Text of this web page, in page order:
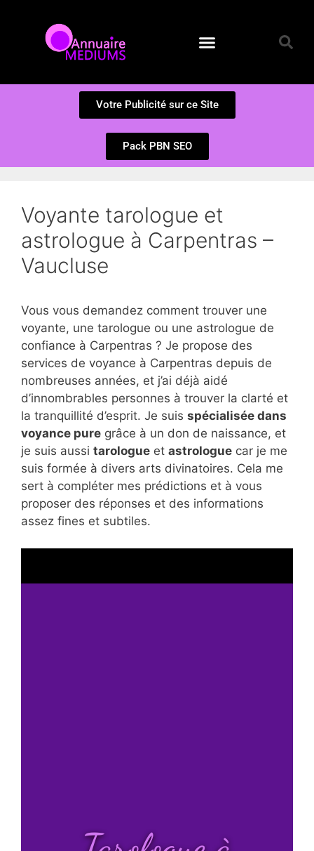
Votre Publicité sur ce Site
Pack PBN SEO
Voyante tarologue et
astrologue à Carpentras –
Vaucluse
Vous vous demandez comment trouver une
voyante, une tarologue ou une astrologue de
confiance à Carpentras ? Je propose des
services de voyance à Carpentras depuis de
nombreuses années, et j’ai déjà aidé
d’innombrables personnes à trouver la clarté et
la tranquillité d’esprit. Je suis spécialisée dans
voyance pure grâce à un don de naissance, et
je suis aussi tarologue et astrologue car je me
suis formée à divers arts divinatoires. Cela me
sert à compléter mes prédictions et à vous
proposer des réponses et des informations
assez fines et subtiles.